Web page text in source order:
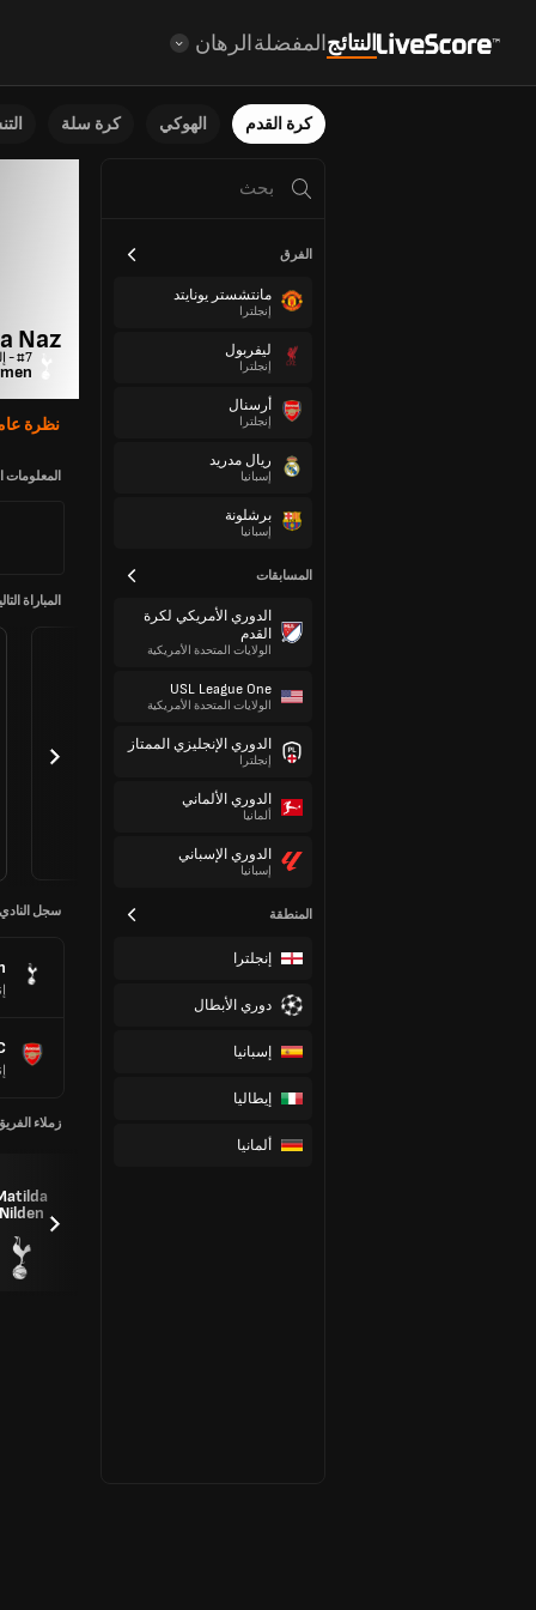
النتائجالمفضلةالرهان
كرة القدم الهوكي كرة سلة
الفرق
مانتشستر يونايتد
إنجلترا
ليفربول
إنجلترا
أرسنال
إنجلترا
ريال مدريد
إسبانيا
برشلونة
إسبانيا
المسابقات
الدوري الأمريكي لكرة
القدم
الولايات المتحدة الأمريكية
USL League One
الولايات المتحدة الأمريكية
الدوري الإنجليزي الممتاز
إنجلترا
الدوري الألماني
ألمانيا
الدوري الإسباني
إسبانيا
المنطقة
إنجلترا
دوري الأبطال
إسبانيا
إيطاليا
ألمانيا
Naz
#7 - إلى الأمام
نظرة
المعلومات
المباراة
سجل النادي
زملاء